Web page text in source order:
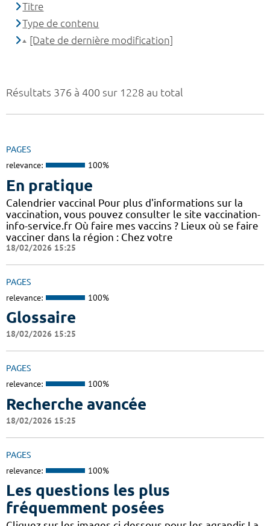
Résultats 376 à 400 sur 1228 au total
PAGES
relevance: 100%
En pratique
Calendrier vaccinal Pour plus d'informations sur la
vaccination, vous pouvez consulter le site vaccination-
info-service.fr Où faire mes vaccins ? Lieux où se faire
vacciner dans la région : Chez votre
18/02/2026 15:25
PAGES
relevance: 100%
Glossaire
18/02/2026 15:25
PAGES
relevance: 100%
Recherche avancée
18/02/2026 15:25
PAGES
relevance: 100%
Les questions les plus
fréquemment posées
Titre
Type de contenu
[Date de dernière modification]